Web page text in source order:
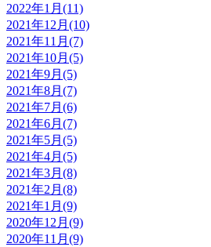
2022年1月(11)
2021年12月(10)
2021年11月(7)
2021年10月(5)
2021年9月(5)
2021年8月(7)
2021年7月(6)
2021年6月(7)
2021年5月(5)
2021年4月(5)
2021年3月(8)
2021年2月(8)
2021年1月(9)
2020年12月(9)
2020年11月(9)